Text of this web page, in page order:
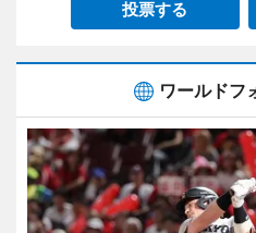
投票する
ワールドフ